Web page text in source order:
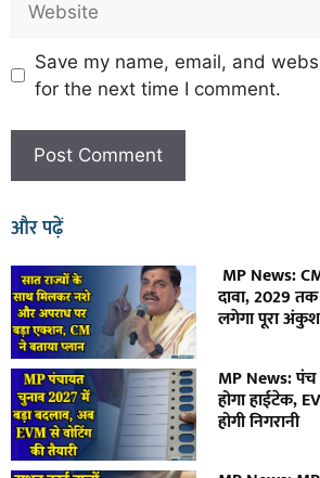
Save my name, email, and
for the next time I comment.
और पढ़ें
MP News:
दावा, 2029
लगेगा पूरा अंकुश
MP News:
होगा हाईटेक,
होगी निगरानी